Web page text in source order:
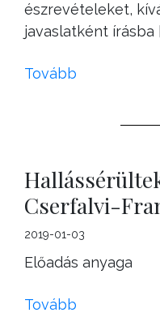
észrevételeket,
javaslatként írásba
Tovább
Cserfalvi-
2019-01-03
Előadás anyaga
Tovább